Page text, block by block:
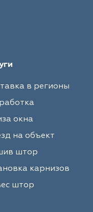
в регионы
окна
на объект
штор
карнизов
штор